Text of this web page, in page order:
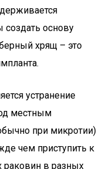
создать основу
хрящ – это
устранение
местным
при микротии)
чем приступить к
в разных